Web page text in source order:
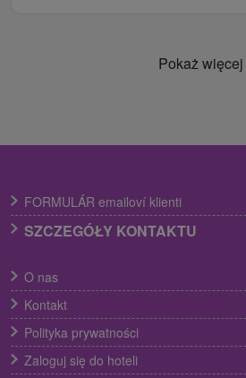
Pokaż więcej
FORMULÁR emailoví klienti
SZCZEGÓŁY KONTAKTU
O nas
Kontakt
Polityka prywatności
Zaloguj się do hoteli